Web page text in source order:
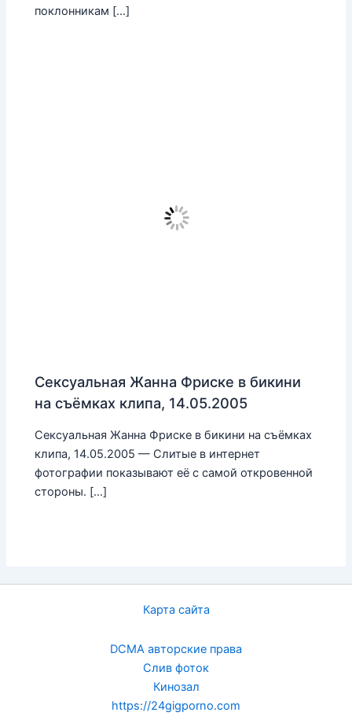
поклонникам […]
Сексуальная Жанна Фриске в бикини
на съёмках клипа, 14.05.2005
Сексуальная Жанна Фриске в бикини на съёмках
клипа, 14.05.2005 — Слитые в интернет
фотографии показывают её с самой откровенной
стороны. […]
Карта сайта
DCMA авторские права
Слив фоток
Кинозал
https://24gigporno.com